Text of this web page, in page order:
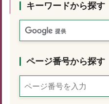
キーワードから探す
ページ番号から探す